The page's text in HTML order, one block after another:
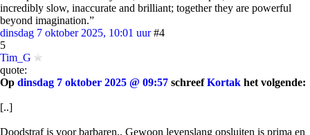
incredibly slow, inaccurate and brilliant; together they are powerful
beyond imagination.”
dinsdag 7 oktober 2025, 10:01 uur #4
5
Tim_G
quote:
Op dinsdag 7 oktober 2025 @ 09:57 schreefKortak het volgende:
[..]
Doodstraf is voor barbaren.. Gewoon levenslang opsluiten is prima en